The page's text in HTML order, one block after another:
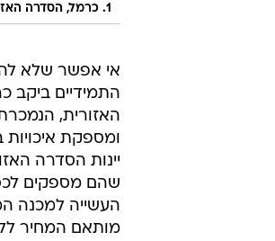
1. כרמל, הסדרה האזורית, רוזה 2016
אי אפשר שלא
התמידיים ביקב
ומספקת איכויות
שהם מספקים
העשייה למכנה
מותאם המחיר